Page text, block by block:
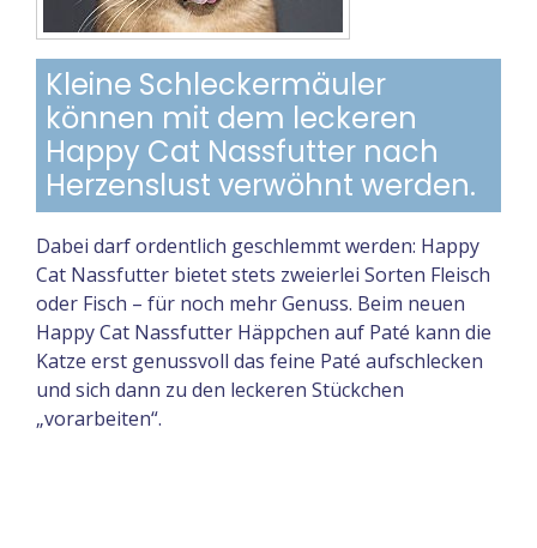
Kleine Schleckermäuler
können mit dem leckeren
Happy Cat Nassfutter nach
Herzenslust verwöhnt werden.
Dabei darf ordentlich geschlemmt werden: Happy
Cat Nassfutter bietet stets zweierlei Sorten Fleisch
oder Fisch – für noch mehr Genuss. Beim neuen
Happy Cat Nassfutter Häppchen auf Paté kann die
Katze erst genussvoll das feine Paté aufschlecken
und sich dann zu den leckeren Stückchen
„vorarbeiten“.